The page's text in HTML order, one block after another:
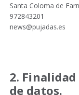
Santa Coloma de
972843201
news@pujadas.es
2.
de datos.